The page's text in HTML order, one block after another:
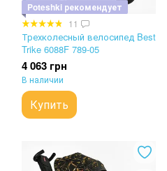
Poteshki рекомендует
11
Трехколесный велосипед Best
Trike 6088F 789-05
4 063 грн
В наличии
Купить